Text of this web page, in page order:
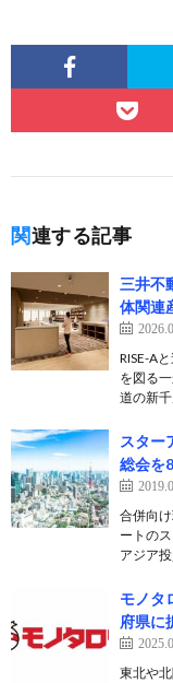
関連する記事
三井不
体関連
RISE-A
を図る
道の新
スター
総会を
合併向
ートの
アジア
モノタ
府県に
東北や